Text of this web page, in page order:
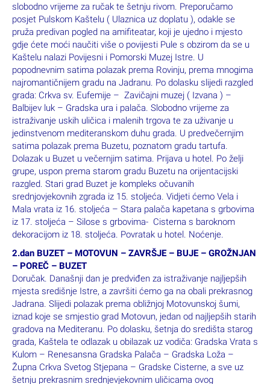
slobodno vrijeme za ručak te šetnju rivom. Preporučamo
posjet Pulskom Kaštelu ( Ulaznica uz doplatu ), odakle se
pruža predivan pogled na amifiteatar, koji je ujedno i mjesto
gdje ćete moći naučiti više o povijesti Pule s obzirom da se u
Kaštelu nalazi Povijesni i Pomorski Muzej Istre. U
popodnevnim satima polazak prema Rovinju, prema mnogima
najromantičnijem gradu na Jadranu. Po dolasku slijedi razgled
grada: Crkva sv. Eufemije – Zavičajni muzej ( Izvana ) –
Balbijev luk – Gradska ura i palača. Slobodno vrijeme za
istraživanje uskih uličica i malenih trgova te za uživanje u
jedinstvenom mediteranskom duhu grada. U predvečernjim
satima polazak prema Buzetu, poznatom gradu tartufa.
Dolazak u Buzet u večernjim satima. Prijava u hotel. Po želji
grupe, uspon prema starom gradu Buzetu na orijentacijski
razgled. Stari grad Buzet je kompleks očuvanih
srednjovjekovnih zgrada iz 15. stoljeća. Vidjeti ćemo Vela i
Mala vrata iz 16. stoljeća – Stara palača kapetana s grbovima
iz 17. stoljeća – Silose s grbovima- Cisterna s baroknom
dekoracijom iz 18. stoljeća. Povratak u hotel. Noćenje.
2.dan BUZET – MOTOVUN – ZAVRŠJE – BUJE – GROŽNJAN
– POREČ – BUZET
Doručak. Današnji dan je predviđen za istraživanje najljepših
mjesta središnje Istre, a završiti ćemo ga na obali prekrasnog
Jadrana. Slijedi polazak prema obližnjoj Motovunskoj šumi,
iznad koje se smjestio grad Motovun, jedan od najljepših starih
gradova na Mediteranu. Po dolasku, šetnja do središta starog
grada, Kaštela te odlazak u obilazak uz vodiča: Gradska Vrata s
Kulom – Renesansna Gradska Palača – Gradska Loža –
Župna Crkva Svetog Stjepana – Gradske Cisterne, a sve uz
šetnju prekrasnim srednjevjekovnim uličicama ovog